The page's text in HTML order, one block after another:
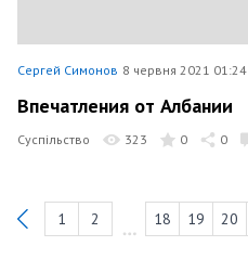
Сергей Симонов 8 червня 2021 01:24
Впечатления от Албании
Суспільство 323 0 0
Previous
1 2 18 19 20